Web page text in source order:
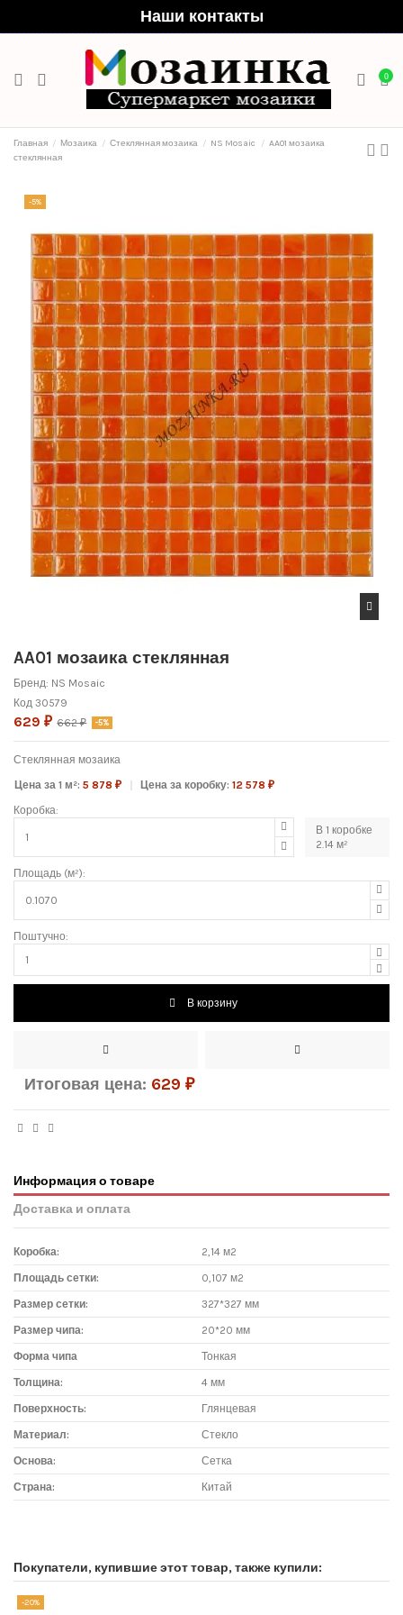
Наши контакты
0
Главная Мозаика Стеклянная мозаика NS Mosaic
AA01 мозаика
стеклянная
-5%
AA01 мозаика стеклянная
Бренд: NS Mosaic
Код 30579
629 ₽ 662 ₽ -5%
Стеклянная мозаика
Цена за 1 м²:5 878 ₽ Цена за коробку:12 578 ₽
Коробка:
В 1 коробке
2.14м²
Площадь (м²):
Поштучно:
В корзину
Итоговая цена: 629 ₽
Информация о товаре
Доставка и оплата
Коробка: 2,14 м2
Площадь сетки: 0,107 м2
Размер сетки: 327*327 мм
Размер чипа: 20*20 мм
Форма чипа Тонкая
Толщина: 4 мм
Поверхность: Глянцевая
Материал: Стекло
Основа: Сетка
Страна: Китай
1. Самовывоз из магазина:
"Румянцево", корпус Г, вход № 11, пав. 119Г (1 этаж), тел. 8-499-
Покупатели, купившие этот товар, также купили:
-20%